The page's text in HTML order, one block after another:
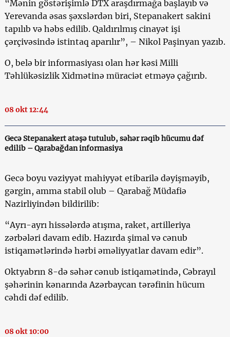
“Mənin göstərişimlə DTX araşdırmağa başlayıb və
Yerevanda əsas şəxslərdən biri, Stepanakert sakini
tapılıb və həbs edilib. Qaldırılmış cinayət işi
çərçivəsində istintaq aparılır”, – Nikol Paşinyan yazıb.
O, belə bir informasiyası olan hər kəsi Milli
Təhlükəsizlik Xidmətinə müraciət etməyə çağırıb.
08 okt 12:44
Gecə Stepanakert atəşə tutulub, səhər rəqib hücumu dəf
edilib – Qarabağdan informasiya
Gecə boyu vəziyyət mahiyyət etibarilə dəyişməyib,
gərgin, amma stabil olub – Qarabağ Müdafiə
Nazirliyindən bildirilib:
“Ayrı-ayrı hissələrdə atışma, raket, artilleriya
zərbələri davam edib. Hazırda şimal və cənub
istiqamətlərində hərbi əməliyyatlar davam edir”.
Oktyabrın 8-də səhər cənub istiqamətində, Cəbrayıl
şəhərinin kənarında Azərbaycan tərəfinin hücum
cəhdi dəf edilib.
08 okt 10:00